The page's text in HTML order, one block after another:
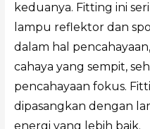
keduanya. Fitting ini
lampu reflektor dan
dalam hal
cahaya yang sempit,
pencahayaan fokus.
dipasangkan dengan
energi yang lebih baik.